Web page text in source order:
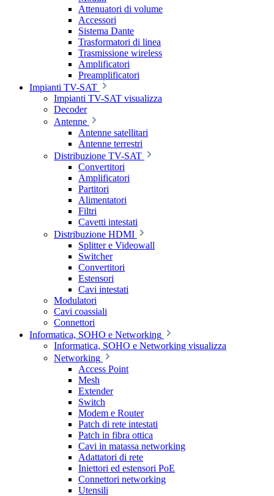
Attenuatori di volume
Accessori
Sistema Dante
Trasformatori di linea
Trasmissione wireless
Amplificatori
Preamplificatori
Impianti TV-SAT
Impianti TV-SAT visualizza
Decoder
Antenne
Antenne satellitari
Antenne terrestri
Distribuzione TV-SAT
Convertitori
Amplificatori
Partitori
Alimentatori
Filtri
Cavetti intestati
Distribuzione HDMI
Splitter e Videowall
Switcher
Convertitori
Estensori
Cavi intestati
Modulatori
Cavi coassiali
Connettori
Informatica, SOHO e Networking
Informatica, SOHO e Networking visualizza
Networking
Access Point
Mesh
Extender
Switch
Modem e Router
Patch di rete intestati
Patch in fibra ottica
Cavi in matassa networking
Adattatori di rete
Iniettori ed estensori PoE
Connettori networking
Utensili